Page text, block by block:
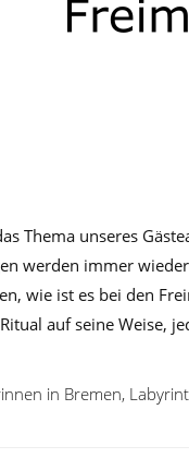
Thema unseres
werden immer
wie ist es bei den
auf seine Weise,
in Bremen,